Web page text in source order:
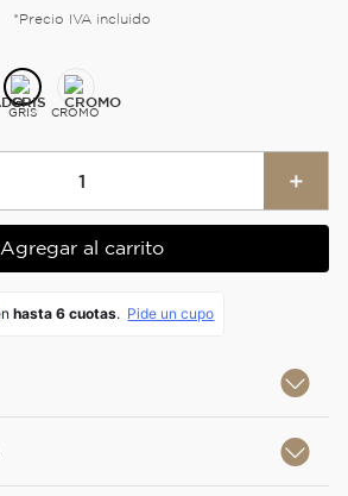
*Precio IVA incluido
GRIS CROMO
＋
Agregar al carrito